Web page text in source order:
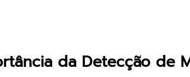
da Detecção de